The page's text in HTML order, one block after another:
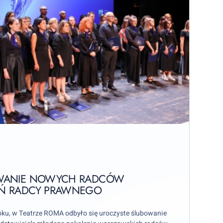
NOWYCH RADCÓW
RADCY PRAWNEGO
w Teatrze ROMA odbyło się uroczyste ślubowanie